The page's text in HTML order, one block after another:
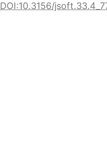
DOI:10.3156/